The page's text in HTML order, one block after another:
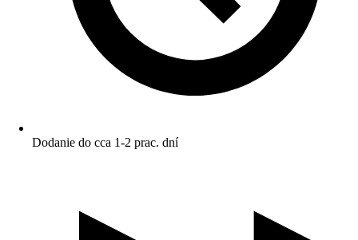
Dodanie do cca 1-2 prac. dní